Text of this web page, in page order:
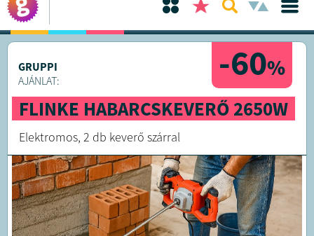
-60%
GRUPPI
AJÁNLAT:
FLINKE HABARCSKEVERŐ 2650W
Elektromos, 2 db keverő szárral